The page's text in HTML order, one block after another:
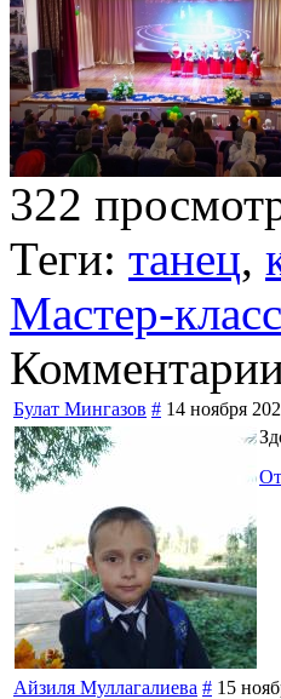
322
Теги: танец,
Мастер-класс
Булат Мингазов # 14 ноября
Айзиля Муллагалиева # 15